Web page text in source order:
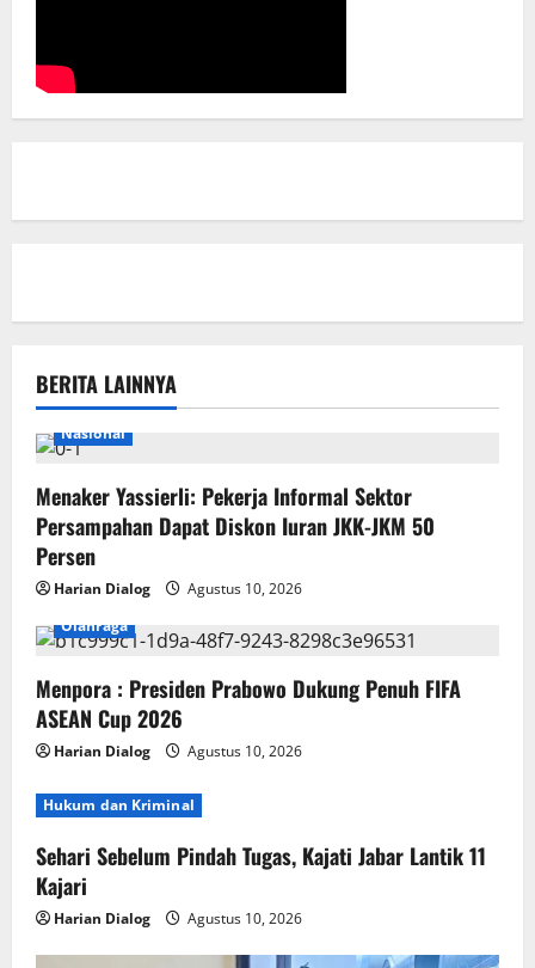
BERITA LAINNYA
Nasional
Menaker Yassierli: Pekerja Informal Sektor
Persampahan Dapat Diskon Iuran JKK-JKM 50
Persen
Harian Dialog
Agustus 10, 2026
Olahraga
Menpora : Presiden Prabowo Dukung Penuh FIFA
ASEAN Cup 2026
Harian Dialog Agustus 10, 2026
Hukum dan Kriminal
Sehari Sebelum Pindah Tugas, Kajati Jabar Lantik 11
Kajari
Harian Dialog Agustus 10, 2026